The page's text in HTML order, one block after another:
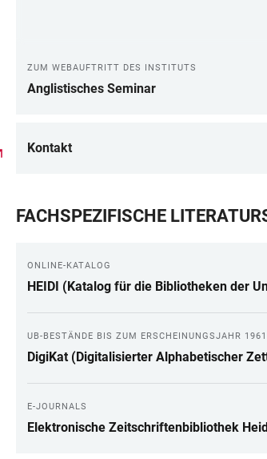
ZUM WEBAUFTRITT DES INSTITUTS
Anglistisches Seminar
Kontakt
FACHSPEZIFISCHE
ONLINE-KATALOG
HEIDI (Katalog für die Bibliotheken der
UB-BESTÄNDE BIS ZUM ERSCHEINUNGSJAHR 1961
DigiKat (Digitalisierter Alphabetischer
E-JOURNALS
Elektronische Zeitschriftenbibliothek